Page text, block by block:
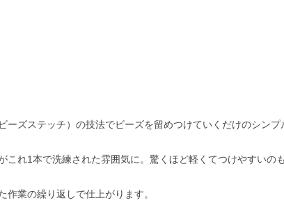
ズステッチ）の技法でビーズを留めつけていくだけのシンプ
これ1本で洗練された雰囲気に。驚くほど軽くてつけやすいの
業の繰り返しで仕上がります。